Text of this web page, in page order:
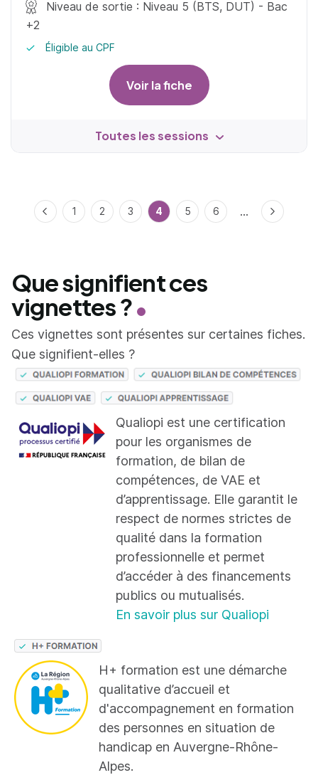
Niveau de sortie : Niveau 5 (BTS, DUT) - Bac
+2
Éligible au CPF
Voir la fiche
Toutes les sessions
Précédent
1 2 3 4 5 6 ... Suivant
Que signifient ces
vignettes ?
Ces vignettes sont présentes sur certaines fiches.
Que signifient-elles ?
Qualiopi est une certification
pour les organismes de
formation, de bilan de
compétences, de VAE et
d’apprentissage. Elle garantit le
respect de normes strictes de
qualité dans la formation
professionnelle et permet
d’accéder à des financements
publics ou mutualisés.
En savoir plus sur Qualiopi
H+ formation est une démarche
qualitative d’accueil et
d'accompagnement en formation
des personnes en situation de
handicap en Auvergne-Rhône-
Alpes.